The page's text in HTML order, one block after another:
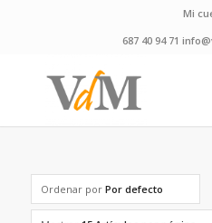
Mi
687 40 94 71
Ordenar por Por defecto